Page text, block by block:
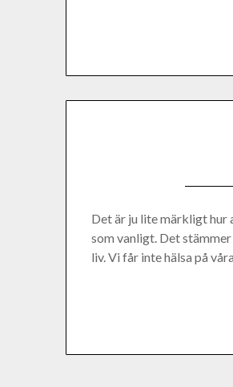
Det är ju lite märkligt hur
som vanligt. Det
liv. Vi får inte hälsa på